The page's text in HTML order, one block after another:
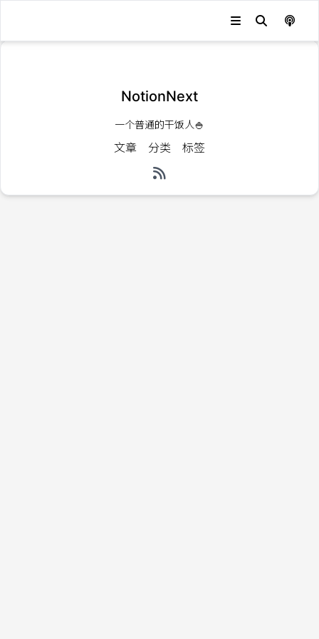
NotionNext
一个普通的干饭人🍚
文章 分类 标签